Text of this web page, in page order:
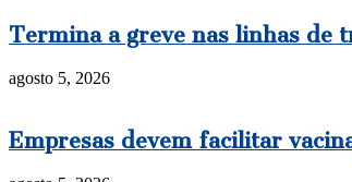
Termina a greve nas linhas de
agosto 5, 2026
Empresas devem facilitar